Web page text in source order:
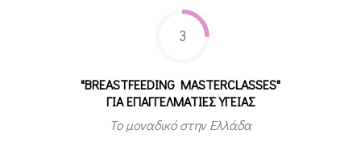
3
"BREASTFEEDING MASTERCLASSES"
ΓΙΑ ΕΠΑΓΓΕΛΜΑΤΙΕΣ ΥΓΕΙΑΣ
Το μοναδικό στην Ελλάδα